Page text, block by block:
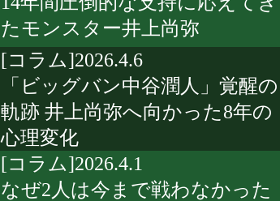
たモンスター井上尚弥
[コラム]2026.4.6
「ビッグバン中谷潤人」覚醒の
軌跡 井上尚弥へ向かった8年の
心理変化
[コラム]2026.4.1
なぜ2人は今まで戦わなかった